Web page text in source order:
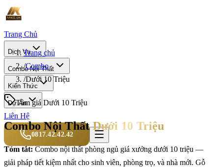
Trang Chủ
Dịch Vụ
Combo Nội Thất
Kiến Thức
Dự Án
Liên Hệ
0817.42.42.42
Trang chủ
/Combo
/Dưới 10 Triệu
Tầm giá Dưới 10 Triệu
Combo Nội ThấtDưới 10 Triệu
Tóm tắt: Combo nội thất phòng ngủ giá xưởng dưới 10 triệu —
giải pháp tiết kiệm nhất cho sinh viên, phòng trọ, và nhà mới. Gỗ